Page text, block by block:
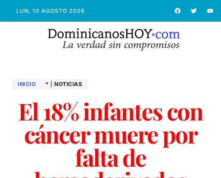
LUN, 10 AGOSTO 2026
INICIO * NOTICIAS
El 18% infantes con
cáncer muere por
falta de